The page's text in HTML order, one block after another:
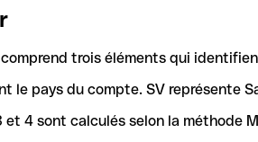
trois éléments qui
le pays du compte. SV représente
4 sont calculés selon la méthode